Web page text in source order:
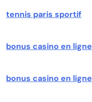
tennis paris sportif
bonus casino en ligne
bonus casino en ligne